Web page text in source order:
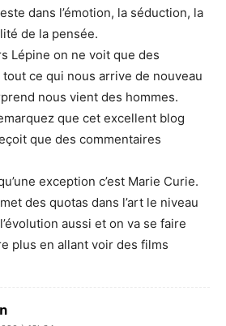
dans l’émotion, la séduction, la
de la pensée.
Lépine on ne voit que des
tout ce qui nous arrive de nouveau
nous vient des hommes.
que cet excellent blog
que des commentaires
exception c’est Marie Curie.
des quotas dans l’art le niveau
aussi et on va se faire
plus en allant voir des films